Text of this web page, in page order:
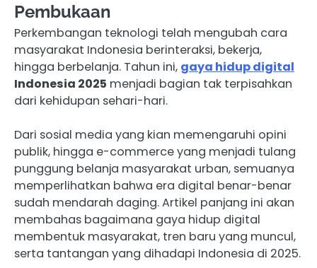
Pembukaan
Perkembangan teknologi telah mengubah cara
masyarakat Indonesia berinteraksi, bekerja,
hingga berbelanja. Tahun ini, gaya hidup digital
Indonesia 2025 menjadi bagian tak terpisahkan
dari kehidupan sehari-hari.
Dari sosial media yang kian memengaruhi opini
publik, hingga e-commerce yang menjadi tulang
punggung belanja masyarakat urban, semuanya
memperlihatkan bahwa era digital benar-benar
sudah mendarah daging. Artikel panjang ini akan
membahas bagaimana gaya hidup digital
membentuk masyarakat, tren baru yang muncul,
serta tantangan yang dihadapi Indonesia di 2025.